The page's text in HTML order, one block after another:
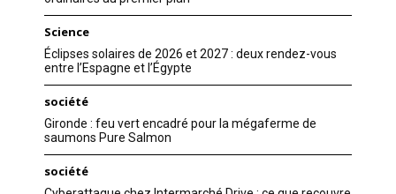
Science
Éclipses solaires de 2026 et 2027 : deux rendez-vous
entre l’Espagne et l’Égypte
société
Gironde : feu vert encadré pour la mégaferme de
saumons Pure Salmon
société